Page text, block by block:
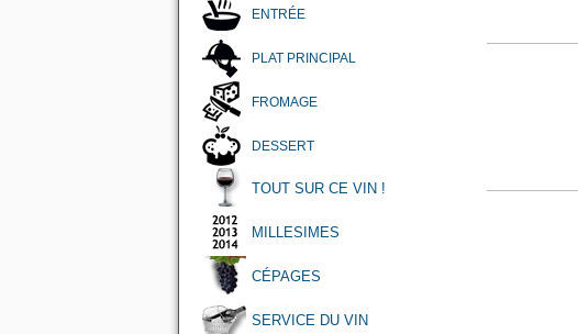
ENTRÉE
PLAT PRINCIPAL
FROMAGE
DESSERT
TOUT SUR CE VIN !
MILLESIMES
CÉPAGES
SERVICE DU VIN